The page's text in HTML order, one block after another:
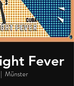
Fever
Münster